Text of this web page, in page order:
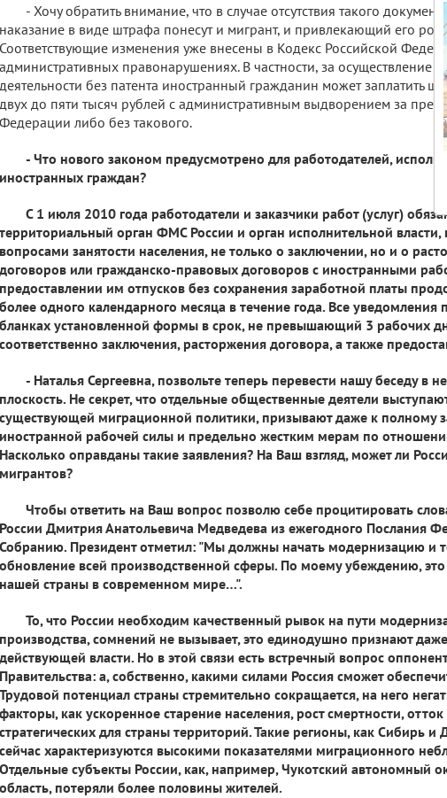
- Хочу обратить внимание, что в случае отсутствия такого
наказание в виде штрафа понесут и мигрант, и привлекающий его
Соответствующие изменения уже внесены в Кодекс Российской
административных правонарушениях. В частности, за осуществление
деятельности без патента иностранный гражданин может заплатить
двух до пяти тысяч рублей с административным выдворением за
Федерации либо без такового.
- Что нового законом предусмотрено для работодателей,
иностранных граждан?
С 1 июля 2010 года работодатели и заказчики работ (услуг)
территориальный орган ФМС России и орган исполнительной
вопросами занятости населения, не только о заключении, но и о
договоров или гражданско-правовых договоров с иностранными
предоставлении им отпусков без сохранения заработной платы
более одного календарного месяца в течение года. Все уведомления
бланках установленной формы в срок, не превышающий 3 рабочих
соответственно заключения, расторжения договора, а также
- Наталья Сергеевна, позвольте теперь перевести нашу беседу в
плоскость. Не секрет, что отдельные общественные деятели
существующей миграционной политики, призывают даже к полному
иностранной рабочей силы и предельно жестким мерам по
Насколько оправданы такие заявления? На Ваш взгляд, может ли
мигрантов?
Чтобы ответить на Ваш вопрос позволю себе процитировать
России Дмитрия Анатольевича Медведева из ежегодного Послания
Собранию. Президент отметил: "Мы должны начать модернизацию и
обновление всей производственной сферы. По моему убеждению,
нашей страны в современном мире…".
То, что России необходим качественный рывок на пути
производства, сомнений не вызывает, это единодушно признают
действующей власти. Но в этой связи есть встречный вопрос
Правительства: а, собственно, какими силами Россия сможет
Трудовой потенциал страны стремительно сокращается, на него
факторы, как ускоренное старение населения, рост смертности,
стратегических для страны территорий. Такие регионы, как Сибирь и
сейчас характеризуются высокими показателями миграционного
Отдельные субъекты России, как, например, Чукотский автономный
область, потеряли более половины жителей.